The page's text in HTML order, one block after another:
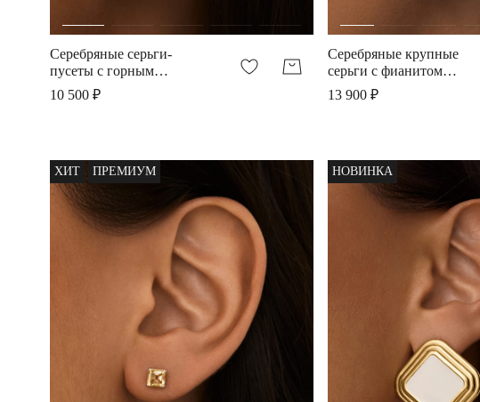
Серебряные серьги-
пусеты с горным
хрусталем Майя П
10 500 ₽
Серебряные крупные
серьги с фианитом
Грация
13 900 ₽
ХИТ ПРЕМИУМ НОВИНКА